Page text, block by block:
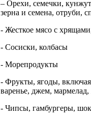
– Орехи, семечки,
зерна и семена, отруби,
- Жесткое мясо с
- Сосиски, колбасы
- Морепродукты
- Фрукты, ягоды,
варенье, джем, мармелад,
- Чипсы, гамбургеры,